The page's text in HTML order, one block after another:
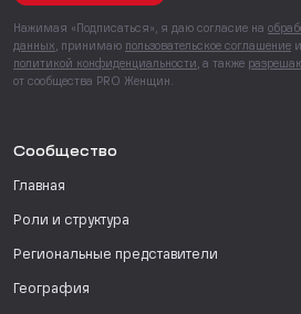
Нажимая «Подписаться», я даю согласие на
данных , принимаю пользовательское соглашение
политикой конфиденциальности , а также
от сообщества PRO Женщин.
Сообщество
Главная
Роли и структура
Региональные представители
География